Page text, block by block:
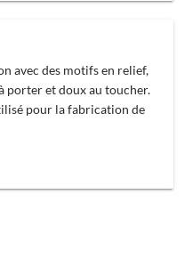
avec des motifs en relief,
porter et doux au toucher.
pour la fabrication de